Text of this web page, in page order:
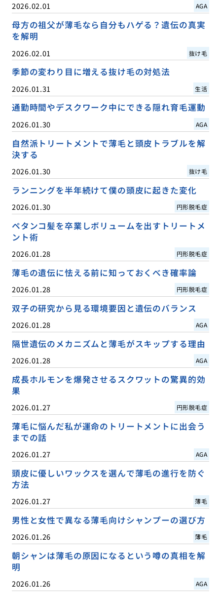
2026.02.01 AGA
母方の祖父が薄毛なら自分もハゲる？遺伝の真実
を解明
2026.02.01 抜け毛
季節の変わり目に増える抜け毛の対処法
2026.01.31 生活
通勤時間やデスクワーク中にできる隠れ育毛運動
2026.01.30 AGA
自然派トリートメントで薄毛と頭皮トラブルを解
決する
2026.01.30 抜け毛
ランニングを半年続けて僕の頭皮に起きた変化
2026.01.30 円形脱毛症
ペタンコ髪を卒業しボリュームを出すトリートメ
ント術
2026.01.28 円形脱毛症
薄毛の遺伝に怯える前に知っておくべき確率論
2026.01.28 円形脱毛症
双子の研究から見る環境要因と遺伝のバランス
2026.01.28 AGA
隔世遺伝のメカニズムと薄毛がスキップする理由
2026.01.28 AGA
成長ホルモンを爆発させるスクワットの驚異的効
果
2026.01.27 円形脱毛症
薄毛に悩んだ私が運命のトリートメントに出会う
までの話
2026.01.27 AGA
頭皮に優しいワックスを選んで薄毛の進行を防ぐ
方法
2026.01.27 薄毛
男性と女性で異なる薄毛向けシャンプーの選び方
2026.01.26 薄毛
朝シャンは薄毛の原因になるという噂の真相を解
明
2026.01.26 AGA